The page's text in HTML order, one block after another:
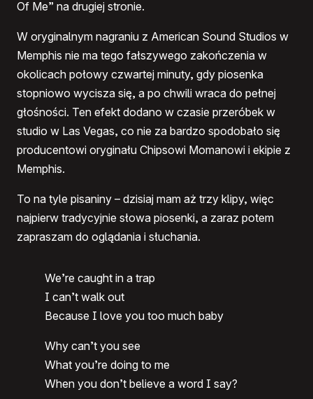
Of Me” na drugiej stronie.
W oryginalnym nagraniu z American Sound Studios w
Memphis nie ma tego fałszywego zakończenia w
okolicach połowy czwartej minuty, gdy piosenka
stopniowo wycisza się, a po chwili wraca do pełnej
głośności. Ten efekt dodano w czasie przeróbek w
studio w Las Vegas, co nie za bardzo spodobało się
producentowi oryginału Chipsowi Momanowi i ekipie z
Memphis.
To na tyle pisaniny – dzisiaj mam aż trzy klipy, więc
najpierw tradycyjnie słowa piosenki, a zaraz potem
zapraszam do oglądania i słuchania.
We’re caught in a trap
I can’t walk out
Because I love you too much baby
Why can’t you see
What you’re doing to me
When you don’t believe a word I say?